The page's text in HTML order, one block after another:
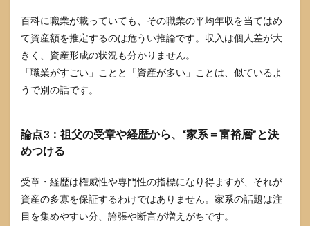
百科に職業が載っていても、その職業の平均年収を当てはめ
て資産額を推定するのは危うい推論です。収入は個人差が大
きく、資産形成の状況も分かりません。
「職業がすごい」ことと「資産が多い」ことは、似ているよ
うで別の話です。
論点3：祖父の受章や経歴から、“家系＝富裕層”と決
めつける
受章・経歴は権威性や専門性の指標になり得ますが、それが
資産の多寡を保証するわけではありません。家系の話題は注
目を集めやすい分、誇張や断言が増えがちです。